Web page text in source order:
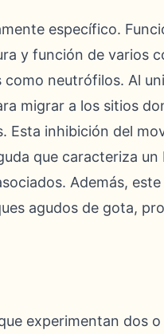
específico.
y función de varios
neutrófilos. Al
migrar a los sitios
Esta inhibición del
que caracteriza
Además,
agudos de gota,
experimentan dos